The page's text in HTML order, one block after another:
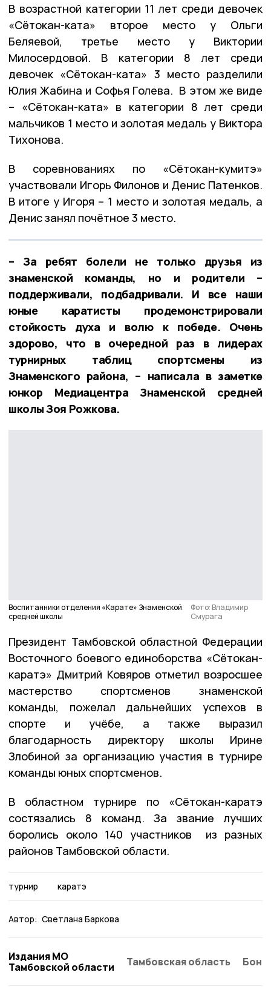
В возрастной категории 11 лет среди девочек
«Сётокан-ката» второе место у Ольги
Беляевой, третье место у Виктории
Милосердовой. В категории 8 лет среди
девочек «Сётокан-ката» 3 место разделили
Юлия Жабина и Софья Голева. В этом же виде
– «Сётокан-ката» в категории 8 лет среди
мальчиков 1 место и золотая медаль у Виктора
Тихонова.
В соревнованиях по «Сётокан-кумитэ»
участвовали Игорь Филонов и Денис Патенков.
В итоге у Игоря – 1 место и золотая медаль, а
Денис занял почётное 3 место.
– За ребят болели не только друзья из
знаменской команды, но и родители –
поддерживали, подбадривали. И все наши
юные каратисты продемонстрировали
стойкость духа и волю к победе. Очень
здорово, что в очередной раз в лидерах
турнирных таблиц спортсмены из
Знаменского района, – написала в заметке
юнкор Медиацентра Знаменской средней
школы Зоя Рожкова.
Воспитанники отделения «Карате» Знаменской
средней школы
Фото: Владимир
Смурага
Президент Тамбовской областной Федерации
Восточного боевого единоборства «Сётокан-
каратэ» Дмитрий Ковяров отметил возросшее
мастерство спортсменов знаменской
команды, пожелал дальнейших успехов в
спорте и учёбе, а также выразил
благодарность директору школы Ирине
Злобиной за организацию участия в турнире
команды юных спортсменов.
В областном турнире по «Сётокан-каратэ
состязались 8 команд. За звание лучших
боролись около 140 участников из разных
районов Тамбовской области.
турнир каратэ
Автор: Светлана Баркова
Издания МО
Тамбовской области
Тамбовская область